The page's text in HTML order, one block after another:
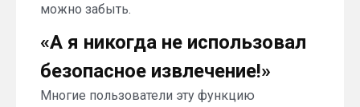
можно забыть.
«А я никогда не использовал
безопасное извлечение!»
Многие пользователи эту функцию